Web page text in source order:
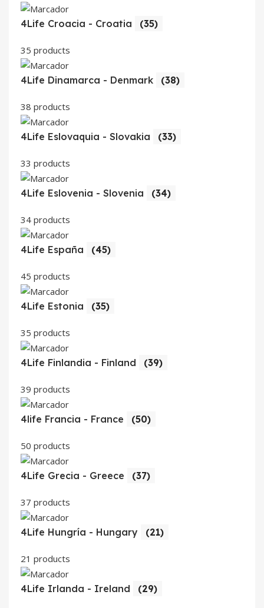
4Life Croacia - Croatia (35)
35 products
4Life Dinamarca - Denmark (38)
38 products
4Life Eslovaquia - Slovakia (33)
33 products
4Life Eslovenia - Slovenia (34)
34 products
4Life España (45)
45 products
4Life Estonia (35)
35 products
4Life Finlandia - Finland (39)
39 products
4life Francia - France (50)
50 products
4Life Grecia - Greece (37)
37 products
4Life Hungría - Hungary (21)
21 products
4Life Irlanda - Ireland (29)